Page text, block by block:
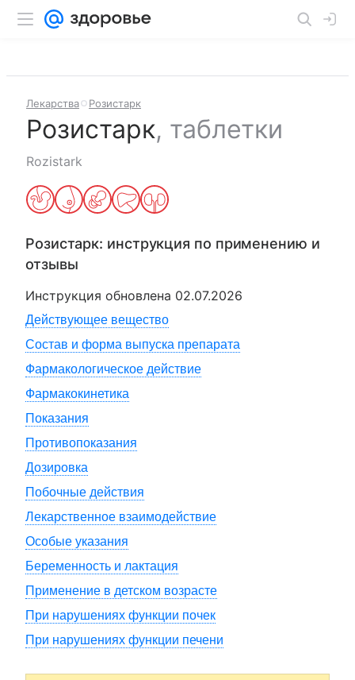
Лекарства Розистарк
Розистарк, таблетки
Rozistark
Розистарк: инструкция по применению и
отзывы
Инструкция обновлена 02.07.2026
Действующее вещество
Состав и форма выпуска препарата
Фармакологическое действие
Фармакокинетика
Показания
Противопоказания
Дозировка
Побочные действия
Лекарственное взаимодействие
Особые указания
Беременность и лактация
Применение в детском возрасте
При нарушениях функции почек
При нарушениях функции печени